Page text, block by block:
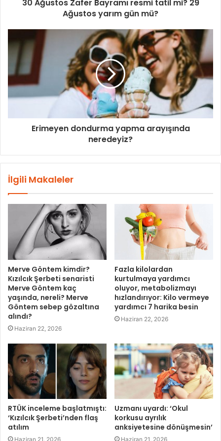
30 Ağustos Zafer Bayramı resmi tatil mi? 29
Ağustos yarım gün mü?
Erimeyen dondurma yapma arayışında
neredeyiz?
İlgili Makaleler
Merve Göntem kimdir?
Kızılcık Şerbeti senaristi
Merve Göntem kaç
yaşında, nereli? Merve
Göntem sebep gözaltına
alındı?
Haziran 22, 2026
Fazla kilolardan
kurtulmaya yardımcı
oluyor, metabolizmayı
hızlandırıyor: Kilo vermeye
yardımcı 7 harika besin
Haziran 22, 2026
RTÜK inceleme başlatmıştı:
‘Kızılcık Şerbeti’nden flaş
atılım
Haziran 21, 2026
Uzmanı uyardı: ‘Okul
korkusu ayrılık
anksiyetesine dönüşmesin’
Haziran 21, 2026